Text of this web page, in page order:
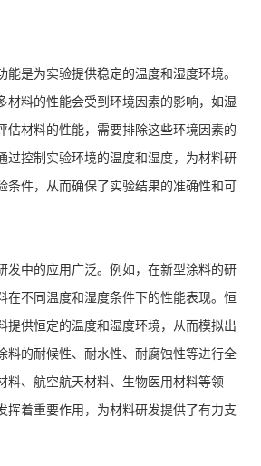
是为实验提供稳定的温度和湿度环境。
材料的性能会受到环境因素的影响，如湿
估材料的性能，需要排除这些环境因素的
过控制实验环境的温度和湿度，为材料研
条件，从而确保了实验结果的准确性和可
发中的应用广泛。例如，在新型涂料的研
在不同温度和湿度条件下的性能表现。恒
提供恒定的温度和湿度环境，从而模拟出
料的耐候性、耐水性、耐腐蚀性等进行全
料、航空航天材料、生物医用材料等领
挥着重要作用，为材料研发提供了有力支